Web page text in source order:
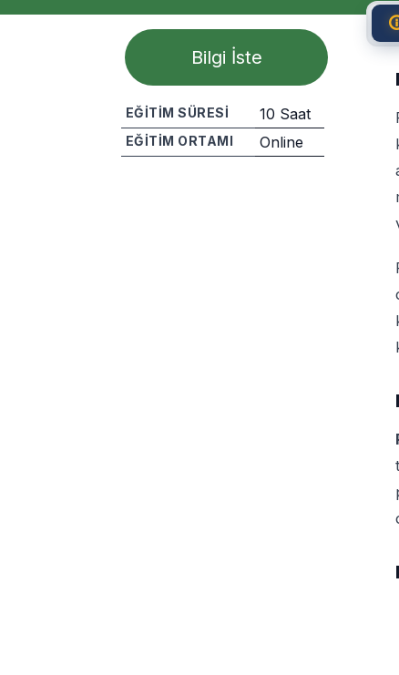
Bilgi İste
EĞITIM SÜRESI 10 Saat
EĞITIM ORTAMI Online